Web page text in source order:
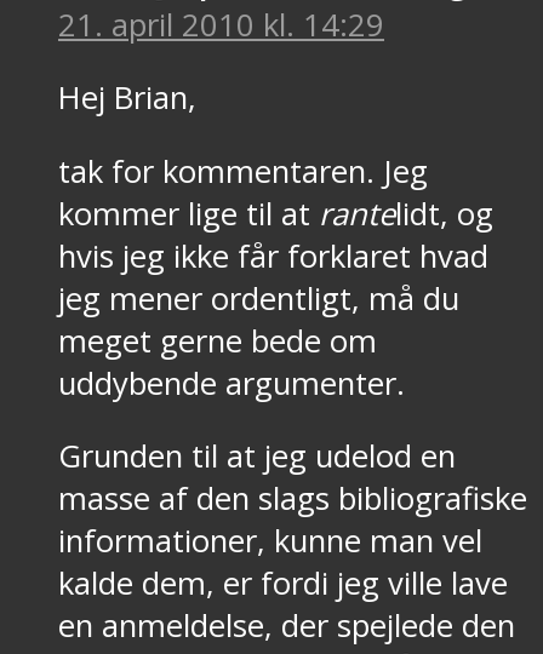
21. april 2010 kl. 14:29
Hej Brian,
tak for kommentaren. Jeg
kommer lige til at rantelidt, og
hvis jeg ikke får forklaret hvad
jeg mener ordentligt, må du
meget gerne bede om
uddybende argumenter.
Grunden til at jeg udelod en
masse af den slags bibliografiske
informationer, kunne man vel
kalde dem, er fordi jeg ville lave
en anmeldelse, der spejlede den